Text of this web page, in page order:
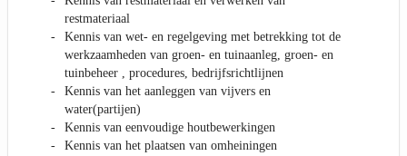
restmateriaal
Kennis van wet- en regelgeving met betrekking tot de
werkzaamheden van groen- en tuinaanleg, groen- en
tuinbeheer , procedures, bedrijfsrichtlijnen
Kennis van het aanleggen van vijvers en
water(partijen)
Kennis van eenvoudige houtbewerkingen
Kennis van het plaatsen van omheiningen